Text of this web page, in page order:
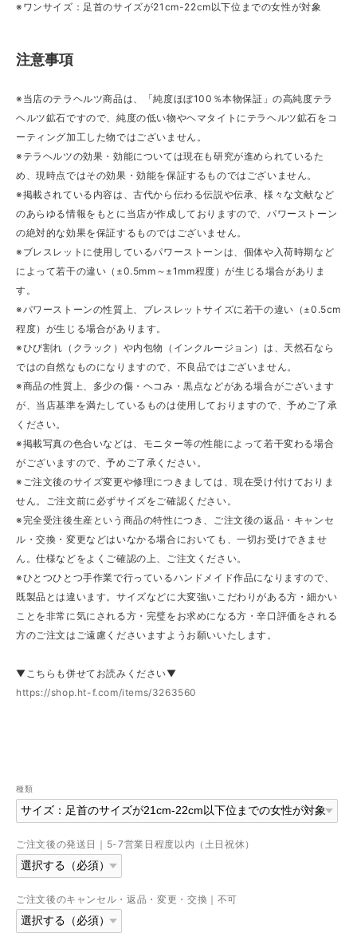
※ワンサイズ：足首のサイズが21cm-22cm以下位までの女性が対象
注意事項
※当店のテラヘルツ商品は、「純度ほぼ100％本物保証」の高純度テラ
ヘルツ鉱石ですので、純度の低い物やヘマタイトにテラヘルツ鉱石をコ
ーティング加工した物ではございません。
※テラヘルツの効果・効能については現在も研究が進められているた
め、現時点ではその効果・効能を保証するものではございません。
※掲載されている内容は、古代から伝わる伝説や伝承、様々な文献など
のあらゆる情報をもとに当店が作成しておりますので、パワーストーン
の絶対的な効果を保証するものではございません。
※ブレスレットに使用しているパワーストーンは、個体や入荷時期など
によって若干の違い（±0.5mm～±1mm程度）が生じる場合がありま
す。
※パワーストーンの性質上、ブレスレットサイズに若干の違い（±0.5cm
程度）が生じる場合があります。
※ひび割れ（クラック）や内包物（インクルージョン）は、天然石なら
ではの自然なものになりますので、不良品ではございません。
※商品の性質上、多少の傷・ヘコみ・黒点などがある場合がございます
が、当店基準を満たしているものは使用しておりますので、予めご了承
ください。
※掲載写真の色合いなどは、モニター等の性能によって若干変わる場合
がございますので、予めご了承ください。
※ご注文後のサイズ変更や修理につきましては、現在受け付けておりま
せん。ご注文前に必ずサイズをご確認ください。
※完全受注後生産という商品の特性につき、ご注文後の返品・キャンセ
ル・交換・変更などはいなかる場合においても、一切お受けできませ
ん。仕様などをよくご確認の上、ご注文ください。
※ひとつひとつ手作業で行っているハンドメイド作品になりますので、
既製品とは違います。サイズなどに大変強いこだわりがある方・細かい
ことを非常に気にされる方・完璧をお求めになる方・辛口評価をされる
方のご注文はご遠慮くださいますようお願いいたします。
▼こちらも併せてお読みください▼
https://shop.ht-f.com/items/3263560
種類
ご注文後の発送日｜5-7営業日程度以内（土日祝休）
ご注文後のキャンセル・返品・変更・交換｜不可